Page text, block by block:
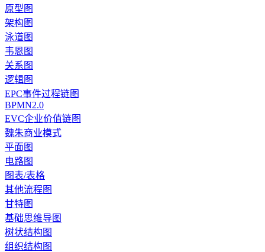
原型图
架构图
泳道图
韦恩图
关系图
逻辑图
EPC事件过程链图
BPMN2.0
EVC企业价值链图
魏朱商业模式
平面图
电路图
图表/表格
其他流程图
甘特图
基础思维导图
树状结构图
组织结构图